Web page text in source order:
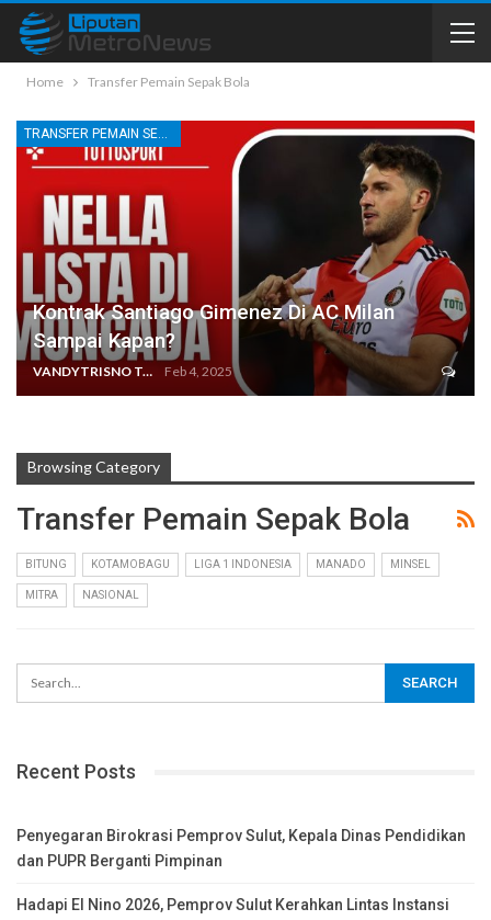
Home Transfer Pemain Sepak Bola
TRANSFER PEMAIN SEPAK BOLA
Kontrak Santiago Gimenez Di AC Milan
Sampai Kapan?
VANDYTRISNO TALUMEPA Feb 4, 2025
Browsing Category
Transfer Pemain Sepak Bola
BITUNG KOTAMOBAGU LIGA 1 INDONESIA MANADO MINSEL
MITRA NASIONAL
Recent Posts
Penyegaran Birokrasi Pemprov Sulut, Kepala Dinas Pendidikan
dan PUPR Berganti Pimpinan
Hadapi El Nino 2026, Pemprov Sulut Kerahkan Lintas Instansi